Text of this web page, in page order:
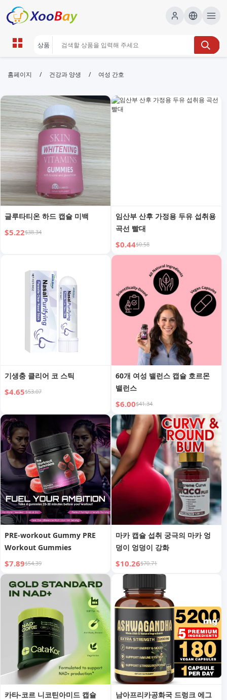
여성 간호 | XOOBAY B2B/B2C
여성 간호, 여성 건강, 간호 정보, 산전 산후 간호, 건강 관
리, wholesale 여성 간호, XOOBAY
여성 간호에 관한 전문 정보와 건강 관리 팁을 제공합니다.
홈페이지 / 건강과 양생 / 여성 간호
글루타티온 하드 캡슐 미백
$5.22$38.34
임산부 산후 가정용 두유 섭취용
곡선 빨대
$0.44$0.58
기생충 클리어 코 스틱
$4.65$53.07
60개 여성 밸런스 캡슐 호르몬
밸런스
$6.00$41.34
PRE-workout Gummy PRE
Workout Gummies
$7.89$54.39
마카 캡슐 섭취 궁극의 마카 엉
덩이 엉덩이 강화
$10.26$70.71
카타-코르 니코틴아미드 캡슐
남아프리카공화국 드렁크 에그